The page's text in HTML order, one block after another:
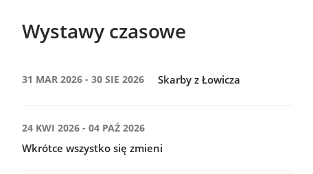
Wystawy czasowe
31 MAR 2026 - 30 SIE 2026 Skarby z Łowicza
24 KWI 2026 - 04 PAŹ 2026
Wkrótce wszystko się zmieni